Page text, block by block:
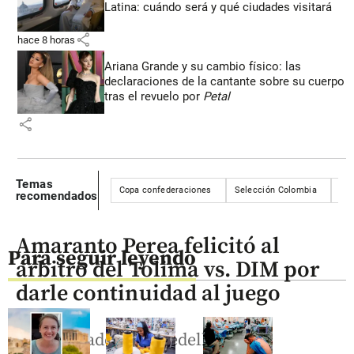
Latina: cuándo será y qué ciudades visitará
hace 8 horas share
Ariana Grande y su cambio físico: las
declaraciones de la cantante sobre su cuerpo
tras el revuelo por Petal
share
Temas
recomendados
Copa confederaciones Selección Colombia
Para seguir leyendo
Amaranto Perea felicitó al
árbitro del Tolima vs. DIM por
darle continuidad al juego
El entrenador del Medellín, Luis